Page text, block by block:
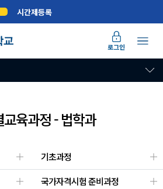
시간제등록
로그인
육과정 - 법학과
기초과정
국가자격시험 준비과정